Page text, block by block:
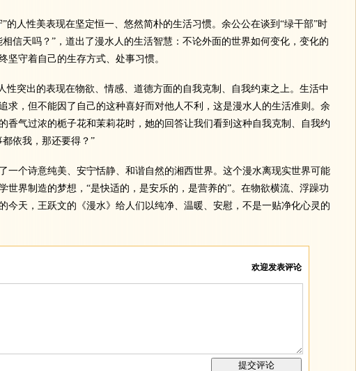
人性美表现在坚定恒一、悠然简朴的生活习惯。余公公在谈到“绿干部”时
信天吗？”，道出了漫水人的生活智慧：不论外面的世界如何变化，变化的
坚守着自己的生存方式、处事习惯。
突出的表现在物欲、情感、道德方面的自我克制、自我约束之上。生活中
求，但不能因了自己的这种喜好而对他人不利，这是漫水人的生活准则。余
香气过浓的栀子花和茉莉花时，她的回答让我们看到这种自我克制、自我约
依我，那还要得？”
个诗意纯美、安宁恬静、和谐自然的湘西世界。这个漫水离现实世界可能
世界制造的梦想，“是快适的，是安乐的，是营养的”。在物欲横流、浮躁功
今天，王跃文的《漫水》给人们以纯净、温暖、安慰，不是一贴净化心灵的
欢迎发表评论